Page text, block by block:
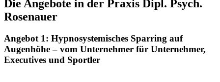
Die Angebote in der Praxis Dipl. Psych.
Rosenauer
Angebot 1: Hypnosystemisches Sparring auf
Augenhöhe – vom Unternehmer für Unternehmer,
Executives und Sportler